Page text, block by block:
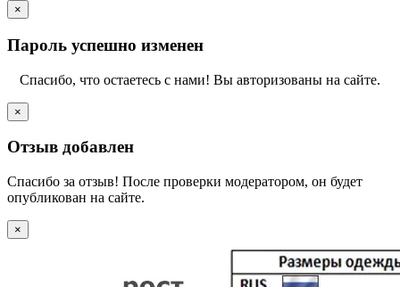
×
Пароль успешно изменен
Спасибо, что остаетесь с нами! Вы авторизованы на сайте.
×
Отзыв добавлен
Спасибо за отзыв! После проверки модератором, он будет
опубликован на сайте.
×